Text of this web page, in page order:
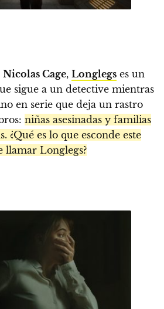
Nicolas Cage, Longlegs es un
sigue a un detective mientras
en serie que deja un rastro
niñas asesinadas y familias
¿Qué es lo que esconde este
llamar Longlegs?